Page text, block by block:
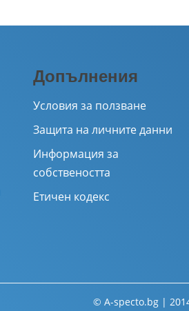
Допълнения
Условия за ползване
Защита на личните данни
Информация за
собствеността
Етичен кодекс
© A-specto.bg |